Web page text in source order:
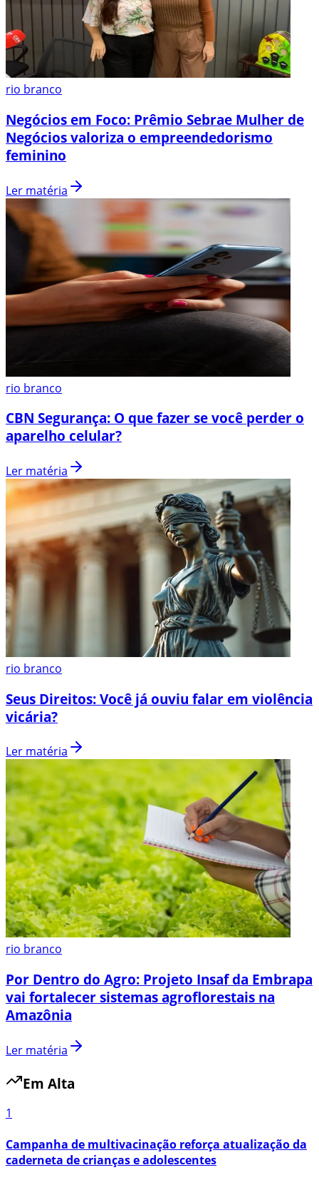
rio branco
Negócios em Foco: Prêmio Sebrae Mulher de
Negócios valoriza o empreendedorismo
feminino
Ler matéria
rio branco
CBN Segurança: O que fazer se você perder o
aparelho celular?
Ler matéria
rio branco
Seus Direitos: Você já ouviu falar em violência
vicária?
Ler matéria
rio branco
Por Dentro do Agro: Projeto Insaf da Embrapa
vai fortalecer sistemas agroflorestais na
Amazônia
Ler matéria
Em Alta
1
Campanha de multivacinação reforça atualização da
caderneta de crianças e adolescentes